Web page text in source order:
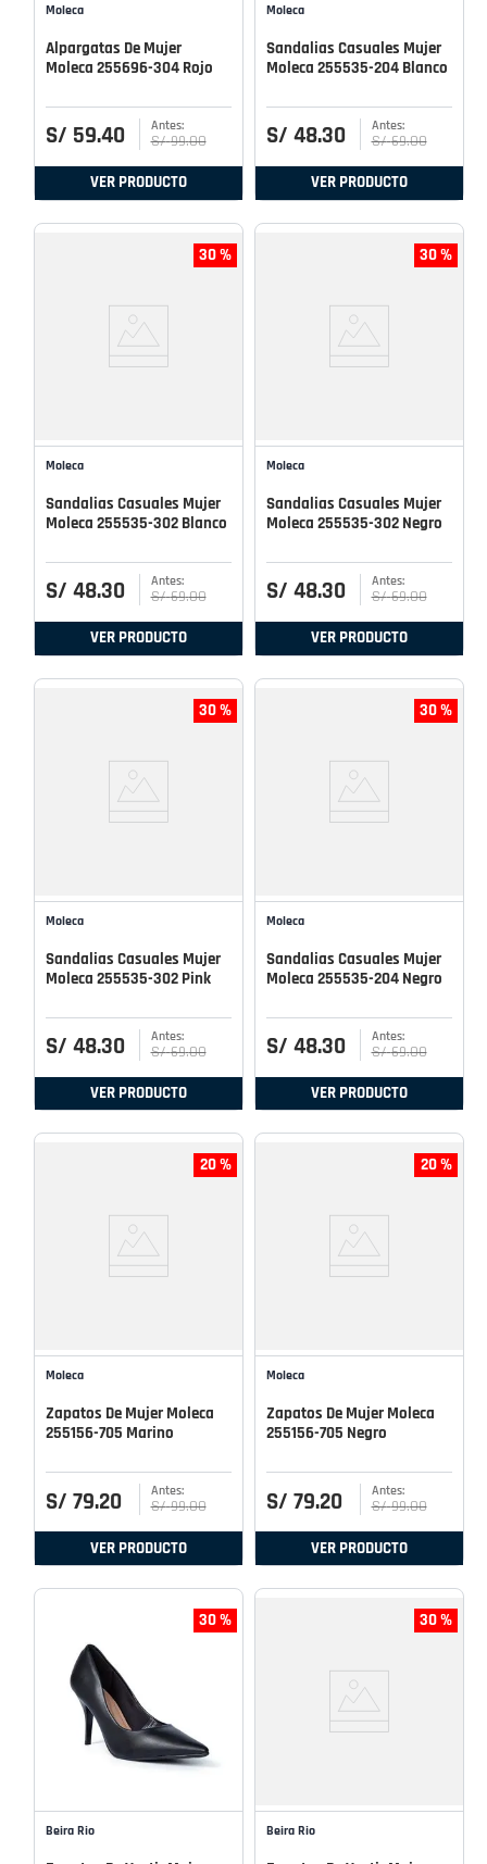
Moleca
Alpargatas De Mujer
Moleca 255696-304 Rojo
S/ 59.40 S/ 99.00
VER PRODUCTO
Moleca
Sandalias Casuales Mujer
Moleca 255535-204 Blanco
S/ 48.30 S/ 69.00
VER PRODUCTO
30 %
Moleca
Sandalias Casuales Mujer
Moleca 255535-302 Blanco
S/ 48.30 S/ 69.00
VER PRODUCTO
30 %
Moleca
Sandalias Casuales Mujer
Moleca 255535-302 Negro
S/ 48.30 S/ 69.00
VER PRODUCTO
30 %
Moleca
Sandalias Casuales Mujer
Moleca 255535-302 Pink
S/ 48.30 S/ 69.00
VER PRODUCTO
30 %
Moleca
Sandalias Casuales Mujer
Moleca 255535-204 Negro
S/ 48.30 S/ 69.00
VER PRODUCTO
20 %
Moleca
Zapatos De Mujer Moleca
255156-705 Marino
S/ 79.20 S/ 99.00
VER PRODUCTO
20 %
Moleca
Zapatos De Mujer Moleca
255156-705 Negro
S/ 79.20 S/ 99.00
VER PRODUCTO
30 %
Beira Rio
30 %
Beira Rio